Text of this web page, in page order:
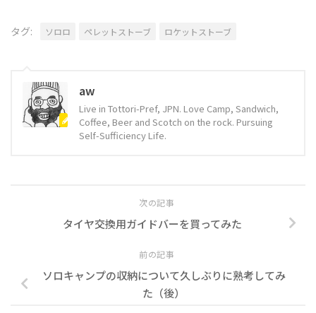
タグ: ソロロ ペレットストーブ ロケットストーブ
aw
Live in Tottori-Pref, JPN. Love Camp, Sandwich,
Coffee, Beer and Scotch on the rock. Pursuing
Self-Sufficiency Life.
次の記事
タイヤ交換用ガイドバーを買ってみた
前の記事
ソロキャンプの収納について久しぶりに熟考してみ
た（後）